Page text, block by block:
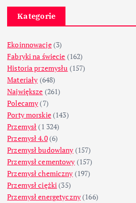
Kategorie
Ekoinnowacje(3)
Fabryki na świecie (162)
Historia przemysłu (157)
Materiały (648)
Największe (261)
Polecamy (7)
Porty morskie(143)
Przemysł (1 324)
Przemysł 4.0(6)
Przemysł budowlany (157)
Przemysł cementowy (157)
Przemysł chemiczny (197)
Przemysł ciężki (35)
Przemysł energetyczny (166)